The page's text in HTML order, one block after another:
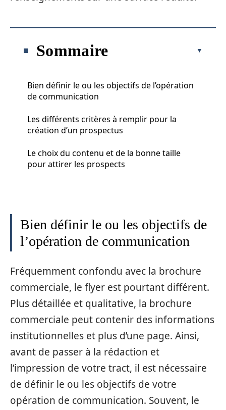
Sommaire
Bien définir le ou les objectifs de l’opération
de communication
Les différents critères à remplir pour la
création d’un prospectus
Le choix du contenu et de la bonne taille
pour attirer les prospects
Bien définir le ou les objectifs de
l’opération de communication
Fréquemment confondu avec la brochure
commerciale, le flyer est pourtant différent.
Plus détaillée et qualitative, la brochure
commerciale peut contenir des informations
institutionnelles et plus d’une page. Ainsi,
avant de passer à la rédaction et
l’impression de votre tract, il est nécessaire
de définir le ou les objectifs de votre
opération de communication. Souvent, le